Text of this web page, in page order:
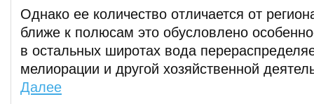
Однако ее количество отличается от
ближе к полюсам это обусловлено
в остальных широтах вода
мелиорации и другой хозяйственной
Далее